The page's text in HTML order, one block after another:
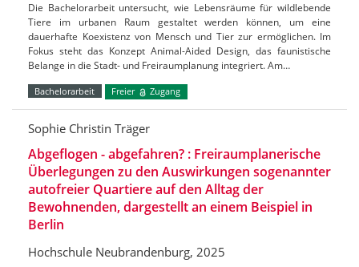
Die Bachelorarbeit untersucht, wie Lebensräume für wildlebende
Tiere im urbanen Raum gestaltet werden können, um eine
dauerhafte Koexistenz von Mensch und Tier zur ermöglichen. Im
Fokus steht das Konzept Animal-Aided Design, das faunistische
Belange in die Stadt- und Freiraumplanung integriert. Am…
Bachelorarbeit Freier Zugang
Sophie Christin Träger
Abgeflogen - abgefahren? : Freiraumplanerische
Überlegungen zu den Auswirkungen sogenannter
autofreier Quartiere auf den Alltag der
Bewohnenden, dargestellt an einem Beispiel in
Berlin
Hochschule Neubrandenburg, 2025